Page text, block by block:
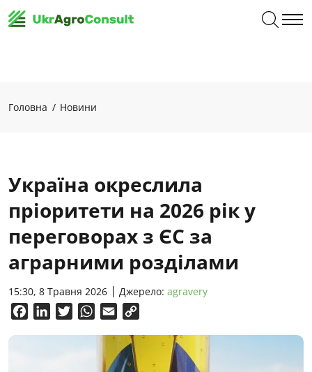
Головна Новини
Україна окреслила
пріоритети на 2026 рік у
переговорах з ЄС за
аграрними розділами
15:30, 8 Травня 2026 Джерело: agravery
FacebookLinkedInTwitterWhatsApp
Email